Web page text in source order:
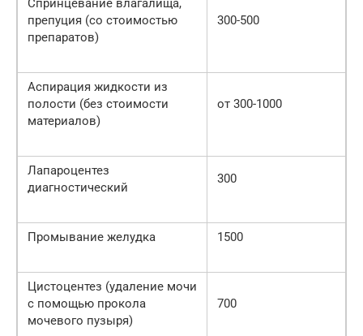
Спринцевание влагалища,
препуция (со стоимостью
препаратов)
300-500
Аспирация жидкости из
полости (без стоимости
материалов)
от 300-1000
Лапароцентез
диагностический
300
Промывание желудка 1500
Цистоцентез (удаление мочи
с помощью прокола
мочевого пузыря)
700